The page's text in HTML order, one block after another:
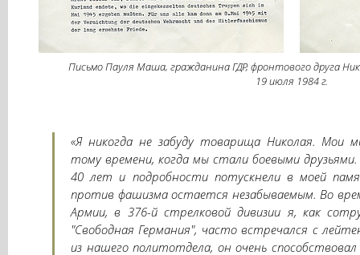
Письмо Пауля Маша, гражданина ГДР, фронтового друга
19 июля 1984 г.
«Я никогда не забуду товарища Николая. Мои
тому времени, когда мы стали боевыми
40 лет и подробности потускнели в моей
против фашизма остается незабываемым. Во
Армии, в 376-й стрелковой дивизии я, как
"Свободная Германия", часто встречался с
из нашего политотдела, он очень